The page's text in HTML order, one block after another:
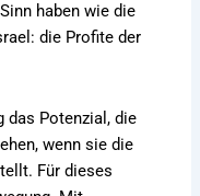
haben wie die
die Profite der
das Potenzial, die
wenn sie die
Für dieses